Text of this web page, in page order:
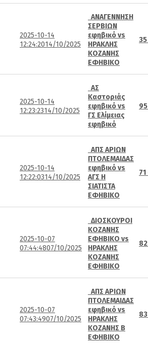
2025-10-14
12:24:2014/10/2025
ΑΝΑΓΕΝΝΗΣΗ
ΣΕΡΒΙΩΝ
εφηβικό vs
ΗΡΑΚΛΗΣ
ΚΟΖΑΝΗΣ
ΕΦΗΒΙΚΟ
2025-10-14
12:23:2314/10/2025
ΑΣ
Καστοριάς
εφηβικό vs
ΓΣ Ελίμειας
εφηβικό
2025-10-14
12:22:0314/10/2025
ΑΠΣ ΑΡΙΩΝ
ΠΤΟΛΕΜΑΙΔΑΣ
εφηβικό vs
ΑΓΣ Η
ΣΙΑΤΙΣΤΑ
ΕΦΗΒΙΚΟ
2025-10-07
07:44:4807/10/2025
ΔΙΟΣΚΟΥΡΟΙ
ΚΟΖΑΝΗΣ
ΕΦΗΒΙΚΟ vs
ΗΡΑΚΛΗΣ
ΚΟΖΑΝΗΣ
ΕΦΗΒΙΚΟ
2025-10-07
07:43:4907/10/2025
ΑΠΣ ΑΡΙΩΝ
ΠΤΟΛΕΜΑΙΔΑΣ
εφηβικό vs
ΗΡΑΚΛΗΣ
ΚΟΖΑΝΗΣ Β
ΕΦΗΒΙΚΟ